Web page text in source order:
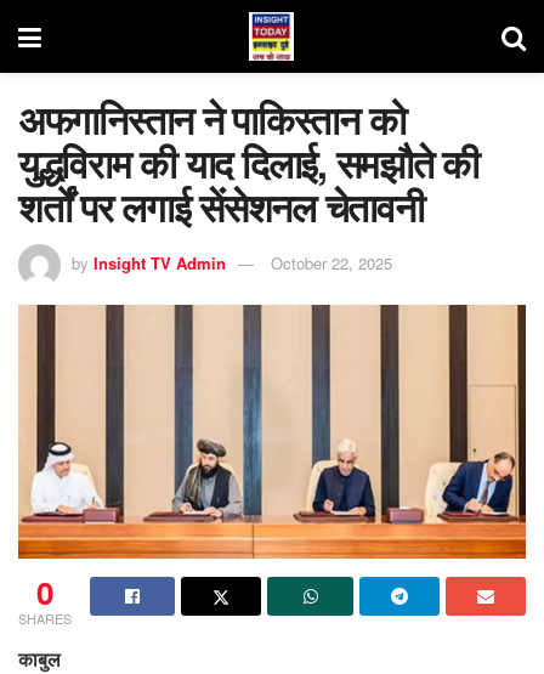
अफगानिस्तान ने पाकिस्तान को
युद्धविराम की याद दिलाई, समझौते की
शर्तों पर लगाई सेंसेशनल चेतावनी
by Insight TV Admin October 22, 2025
0
SHARES
काबुल